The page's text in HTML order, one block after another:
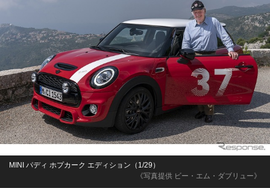
《写真提供 ビー・エム・ダブリュー》
MINI パディ ホプカーク エディション（1/29）